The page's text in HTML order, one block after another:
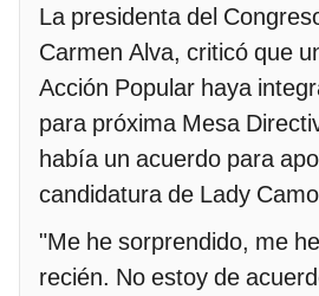
La presidenta del
Carmen Alva, criticó que
Acción Popular haya
para próxima Mesa
había un acuerdo para
candidatura de Lady
"Me he sorprendido, me
recién. No estoy de